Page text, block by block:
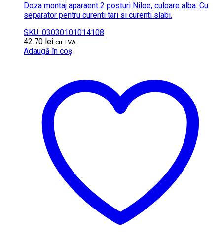
Doza montaj aparaent 2 posturi Niloe, culoare alba. Cu
separator pentru curenti tari si curenti slabi.
SKU: 03030101014108
42.70 lei cu TVA
Adaugă în coș